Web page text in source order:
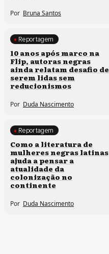
Por Bruna Santos
Processos artísticos
Reportagem
10 anos após marco na
Flip, autoras negras
ainda relatam desafio de
serem lidas sem
reducionismos
Por Duda Nascimento
Direitos humanos
Reportagem
Como a literatura de
mulheres negras latinas
ajuda a pensar a
atualidade da
colonização no
continente
Por Duda Nascimento